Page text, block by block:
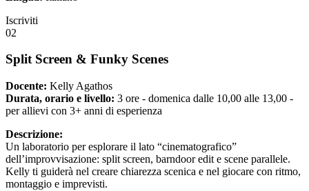
Iscriviti
02
Split Screen & Funky Scenes
Docente: Kelly Agathos
Durata, orario e livello: 3 ore - domenica dalle 10,00 alle 13,00 -
per allievi con 3+ anni di esperienza
Descrizione:
Un laboratorio per esplorare il lato “cinematografico”
dell’improvvisazione: split screen, barndoor edit e scene parallele.
Kelly ti guiderà nel creare chiarezza scenica e nel giocare con ritmo,
montaggio e imprevisti.